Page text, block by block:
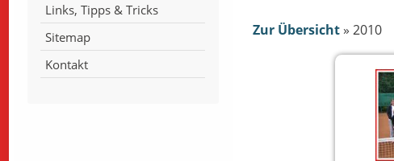
Links, Tipps & Tricks
Sitemap
Kontakt
Zur Übersicht »2010